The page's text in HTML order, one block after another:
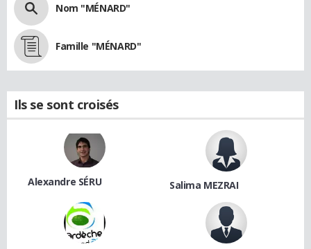
Nom "MÉNARD"
Famille "MÉNARD"
Ils se sont croisés
Alexandre SÉRU Salima MEZRAI